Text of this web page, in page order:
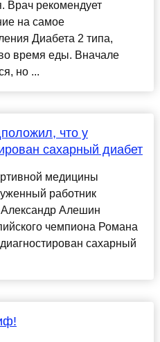
Врач рекомендует
на самое
Диабета 2 типа,
время еды. Вначале
но ...
что у
сахарный диабет
медицины
работник
Алешин
чемпиона Романа
сахарный